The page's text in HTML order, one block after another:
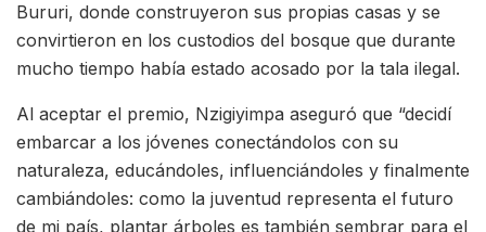
Bururi, donde construyeron sus propias casas y se
convirtieron en los custodios del bosque que durante
mucho tiempo había estado acosado por la tala ilegal.
Al aceptar el premio, Nzigiyimpa aseguró que “decidí
embarcar a los jóvenes conectándolos con su
naturaleza, educándoles, influenciándoles y finalmente
cambiándoles: como la juventud representa el futuro
de mi país, plantar árboles es también sembrar para el